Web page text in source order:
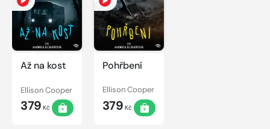
Až na kost
Ellison Cooper
379 Kč
Pohřbení
Ellison Cooper
379 Kč